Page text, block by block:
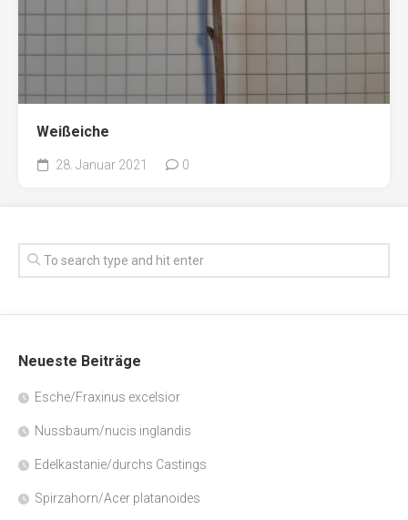
Weißeiche
28. Januar 2021 0
Neueste Beiträge
Esche/Fraxinus excelsior
Nussbaum/nucis inglandis
Edelkastanie/durchs Castings
Spirzahorn/Acer platanoides